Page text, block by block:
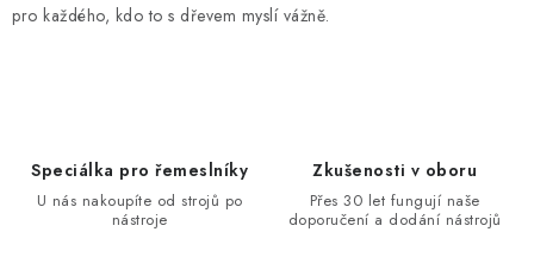
pro každého, kdo to s dřevem myslí vážně.
Speciálka pro řemeslníky
U nás nakoupíte od strojů po
nástroje
Zkušenosti v oboru
Přes 30 let fungují naše
doporučení a dodání nástrojů